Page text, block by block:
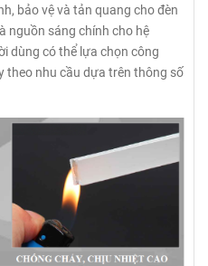
bảo vệ và tản quang cho đèn
nguồn sáng chính cho hệ
dùng có thể lựa chọn công
theo nhu cầu dựa trên thông số